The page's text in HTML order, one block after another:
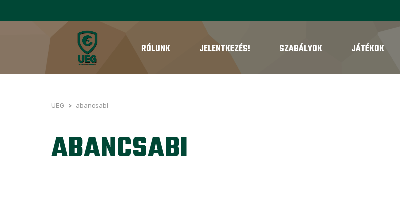
RÓLUNK JELENTKEZÉS! SZABÁLYOK JÁTÉKOK
UEG > abancsabi
ABANCSABI